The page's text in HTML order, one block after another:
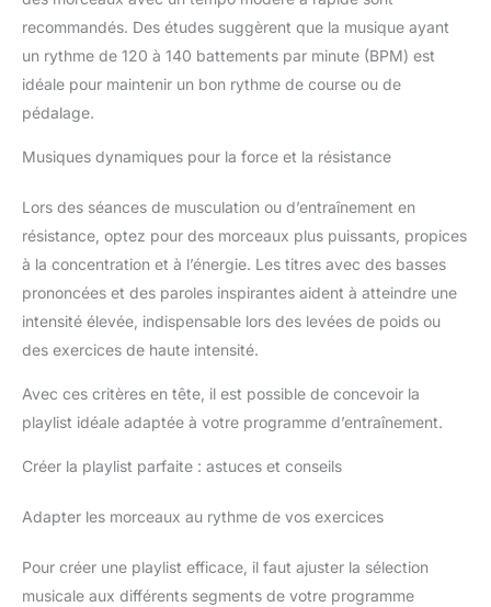
recommandés. Des études suggèrent que la musique ayant
un rythme de 120 à 140 battements par minute (BPM) est
idéale pour maintenir un bon rythme de course ou de
pédalage.
Musiques dynamiques pour la force et la résistance
Lors des séances de musculation ou d’entraînement en
résistance, optez pour des morceaux plus puissants, propices
à la concentration et à l’énergie. Les titres avec des basses
prononcées et des paroles inspirantes aident à atteindre une
intensité élevée, indispensable lors des levées de poids ou
des exercices de haute intensité.
Avec ces critères en tête, il est possible de concevoir la
playlist idéale adaptée à votre programme d’entraînement.
Créer la playlist parfaite : astuces et conseils
Adapter les morceaux au rythme de vos exercices
Pour créer une playlist efficace, il faut ajuster la sélection
musicale aux différents segments de votre programme